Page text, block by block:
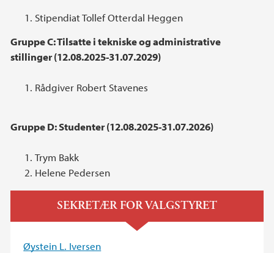
Stipendiat Tollef Otterdal Heggen
Gruppe C: Tilsatte i tekniske og administrative
stillinger (12.08.2025-31.07.2029)
Rådgiver Robert Stavenes
Gruppe D: Studenter (12.08.2025-31.07.2026)
Trym Bakk
Helene Pedersen
SEKRETÆR FOR VALGSTYRET
Øystein L. Iversen